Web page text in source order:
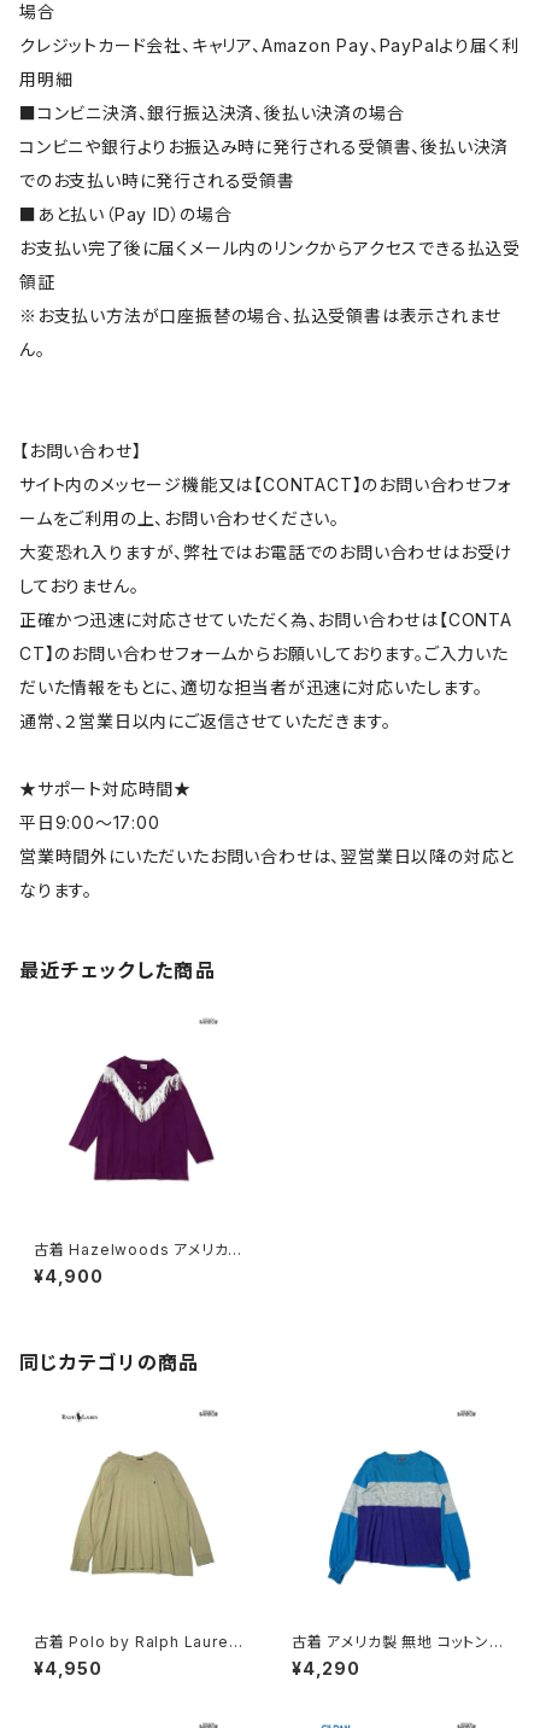
場合
クレジットカード会社、キャリア、Amazon Pay、PayPalより届く利
用明細
■コンビニ決済、銀行振込決済、後払い決済の場合
コンビニや銀行よりお振込み時に発行される受領書、後払い決済
でのお支払い時に発行される受領書
■あと払い（Pay ID）の場合
お支払い完了後に届くメール内のリンクからアクセスできる払込受
領証
※お支払い方法が口座振替の場合、払込受領書は表示されませ
ん。
【お問い合わせ】
サイト内のメッセージ機能又は【CONTACT】のお問い合わせフォ
ームをご利用の上、お問い合わせください。
大変恐れ入りますが、弊社ではお電話でのお問い合わせはお受け
しておりません。
正確かつ迅速に対応させていただく為、お問い合わせは【CONTA
CT】のお問い合わせフォームからお願いしております。ご入力いた
だいた情報をもとに、適切な担当者が迅速に対応いたします。
通常、２営業日以内にご返信させていただきます。
★サポート対応時間★
平日9:00～17:00
営業時間外にいただいたお問い合わせは、翌営業日以降の対応と
なります。
最近チェックした商品
古着 Hazelwoods アメリカ製
フリンジ 無地 コットン100％ 長
袖 Ｔシャツ 紫 (ttu2501287)
¥4,900
同じカテゴリの商品
古着 Polo by Ralph Lauren
ポロラルフローレン ワンポイン
ト 刺繍 無地 コットン100％ 長
¥4,950
古着 アメリカ製 無地 コットン1
00％ 長袖 Ｔシャツ 青 (ttu260
3106)
¥4,290